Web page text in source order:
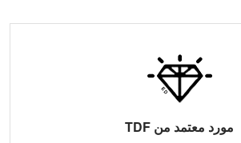
مورد معتمد من TDF